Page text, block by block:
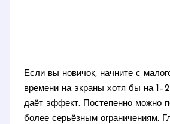
Если вы новичок, начните с
времени на экраны хотя бы на
даёт эффект. Постепенно можно
более серьёзным ограничениям.